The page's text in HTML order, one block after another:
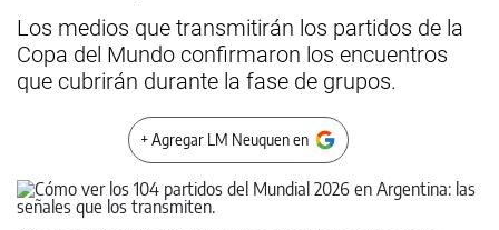
Los medios que transmitirán los partidos de la
Copa del Mundo confirmaron los encuentros
que cubrirán durante la fase de grupos.
+ Agregar LM Neuquen en